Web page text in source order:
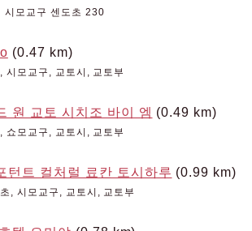
시모교구 센도초 230
(0.47 km)
시모교구, 교토시, 교토부
원 교토 시치조 바이 엠 (0.49 km)
쇼모교구, 교토시, 교토부
턴트 컬처럴 료칸 토시하루 (0.99 km)
, 시모교구, 교토시, 교토부